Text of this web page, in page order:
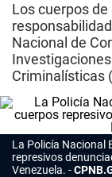
Los cuerpos
Nacional de
Criminalísticas
La Policía Nacional
represivos
Venezuela.